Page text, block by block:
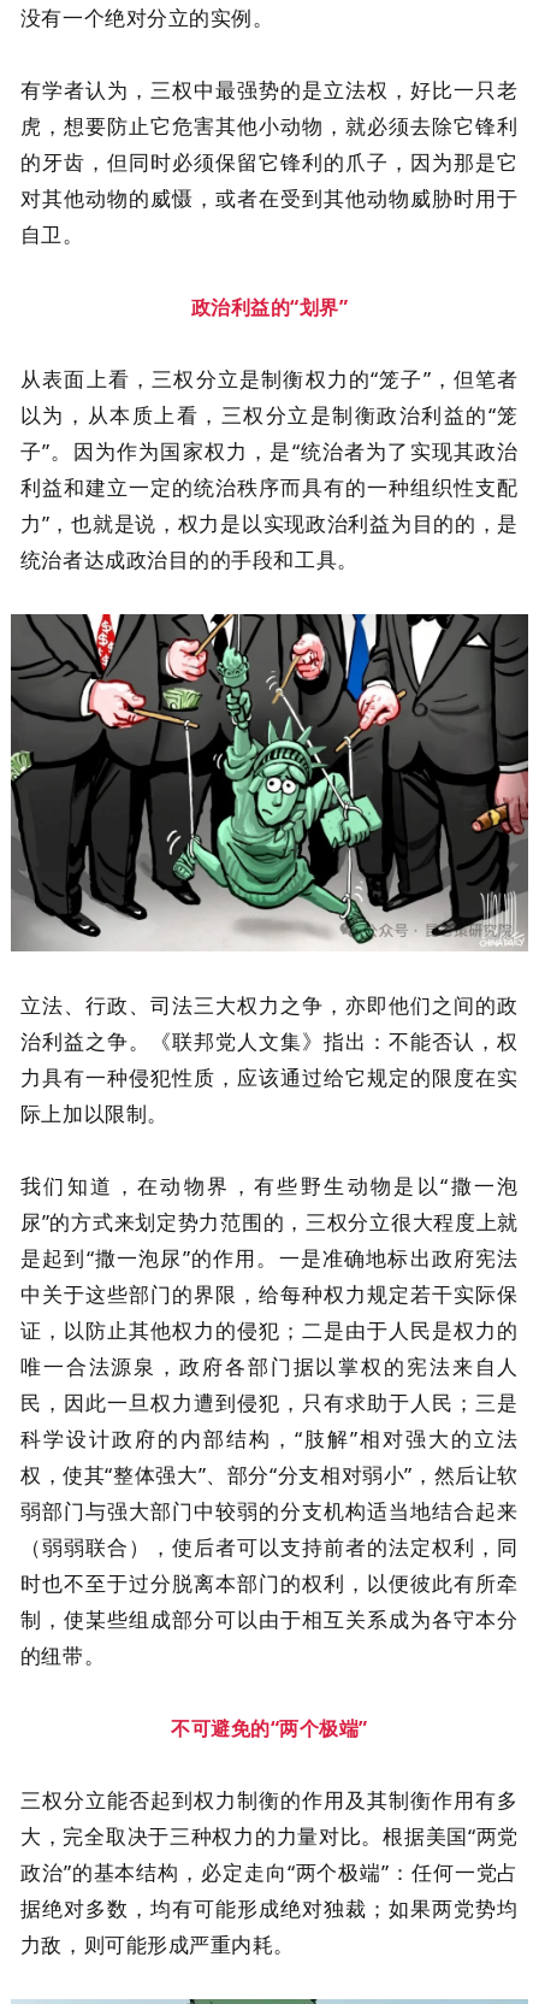
没有一个绝对分立的实例。
有学者认为，三权中最强势的是立法权，好比一只老
虎，想要防止它危害其他小动物，就必须去除它锋利
的牙齿，但同时必须保留它锋利的爪子，因为那是它
对其他动物的威慑，或者在受到其他动物威胁时用于
自卫。
政治利益的“划界”
从表面上看，三权分立是制衡权力的“笼子”，但笔者
以为，从本质上看，三权分立是制衡政治利益的“笼
子”。因为作为国家权力，是“统治者为了实现其政治
利益和建立一定的统治秩序而具有的一种组织性支配
力”，也就是说，权力是以实现政治利益为目的的，是
统治者达成政治目的的手段和工具。
立法、行政、司法三大权力之争，亦即他们之间的政
治利益之争。《联邦党人文集》指出：不能否认，权
力具有一种侵犯性质，应该通过给它规定的限度在实
际上加以限制。
我们知道，在动物界，有些野生动物是以“撒一泡
尿”的方式来划定势力范围的，三权分立很大程度上就
是起到“撒一泡尿”的作用。一是准确地标出政府宪法
中关于这些部门的界限，给每种权力规定若干实际保
证，以防止其他权力的侵犯；二是由于人民是权力的
唯一合法源泉，政府各部门据以掌权的宪法来自人
民，因此一旦权力遭到侵犯，只有求助于人民；三是
科学设计政府的内部结构，“肢解”相对强大的立法
权，使其“整体强大”、部分“分支相对弱小”，然后让软
弱部门与强大部门中较弱的分支机构适当地结合起来
（弱弱联合），使后者可以支持前者的法定权利，同
时也不至于过分脱离本部门的权利，以便彼此有所牵
制，使某些组成部分可以由于相互关系成为各守本分
的纽带。
不可避免的“两个极端”
三权分立能否起到权力制衡的作用及其制衡作用有多
大，完全取决于三种权力的力量对比。根据美国“两党
政治”的基本结构，必定走向“两个极端”：任何一党占
据绝对多数，均有可能形成绝对独裁；如果两党势均
力敌，则可能形成严重内耗。